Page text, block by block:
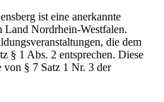
ist eine anerkannte
Nordrhein-Westfalen.
die dem
§ 1 Abs. 2 entsprechen. Diese
von § 7 Satz 1 Nr. 3 der